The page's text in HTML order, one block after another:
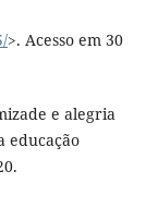
>. Acesso em 30
e alegria
educação